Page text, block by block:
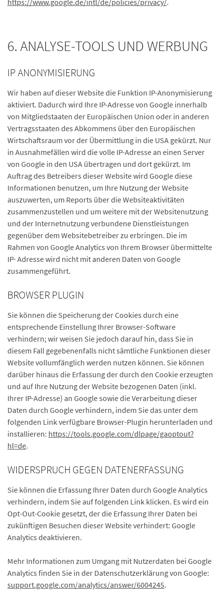
https://www.google.de/intl/de/policies/privacy/.
6. ANALYSE-TOOLS UND WERBUNG
IP ANONYMISIERUNG
Wir haben auf dieser Website die Funktion IP-Anonymisierung
aktiviert. Dadurch wird Ihre IP-Adresse von Google innerhalb
von Mitgliedstaaten der Europäischen Union oder in anderen
Vertragsstaaten des Abkommens über den Europäischen
Wirtschaftsraum vor der Übermittlung in die USA gekürzt. Nur
in Ausnahmefällen wird die volle IP-Adresse an einen Server
von Google in den USA übertragen und dort gekürzt. Im
Auftrag des Betreibers dieser Website wird Google diese
Informationen benutzen, um Ihre Nutzung der Website
auszuwerten, um Reports über die Websiteaktivitäten
zusammenzustellen und um weitere mit der Websitenutzung
und der Internetnutzung verbundene Dienstleistungen
gegenüber dem Websitebetreiber zu erbringen. Die im
Rahmen von Google Analytics von Ihrem Browser übermittelte
IP- Adresse wird nicht mit anderen Daten von Google
zusammengeführt.
BROWSER PLUGIN
Sie können die Speicherung der Cookies durch eine
entsprechende Einstellung Ihrer Browser-Software
verhindern; wir weisen Sie jedoch darauf hin, dass Sie in
diesem Fall gegebenenfalls nicht sämtliche Funktionen dieser
Website vollumfänglich werden nutzen können. Sie können
darüber hinaus die Erfassung der durch den Cookie erzeugten
und auf Ihre Nutzung der Website bezogenen Daten (inkl.
Ihrer IP-Adresse) an Google sowie die Verarbeitung dieser
Daten durch Google verhindern, indem Sie das unter dem
folgenden Link verfügbare Browser-Plugin herunterladen und
installieren: https://tools.google.com/dlpage/gaoptout?
hl=de.
WIDERSPRUCH GEGEN DATENERFASSUNG
Sie können die Erfassung Ihrer Daten durch Google Analytics
verhindern, indem Sie auf folgenden Link klicken. Es wird ein
Opt-Out-Cookie gesetzt, der die Erfassung Ihrer Daten bei
zukünftigen Besuchen dieser Website verhindert: Google
Analytics deaktivieren.
Mehr Informationen zum Umgang mit Nutzerdaten bei Google
Analytics finden Sie in der Datenschutzerklärung von Google:
support.google.com/analytics/answer/6004245.